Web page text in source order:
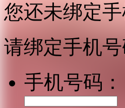
您还未绑定
请绑定手机
手机号码：